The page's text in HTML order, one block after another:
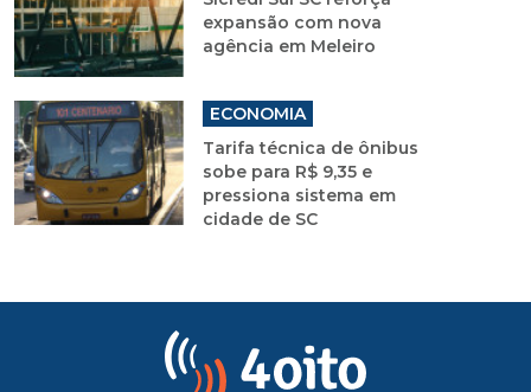
expansão com nova
agência em Meleiro
ECONOMIA
Tarifa técnica de ônibus
sobe para R$ 9,35 e
pressiona sistema em
cidade de SC